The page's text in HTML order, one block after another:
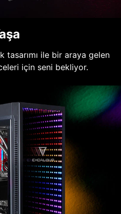
tasarımı ile bir araya gelen
için seni bekliyor.